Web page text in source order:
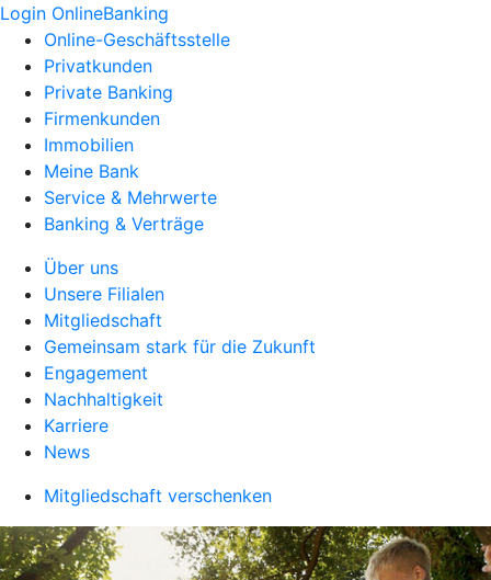
Login OnlineBanking
Online-Geschäftsstelle
Privatkunden
Private Banking
Firmenkunden
Immobilien
Meine Bank
Service & Mehrwerte
Banking & Verträge
Über uns
Unsere Filialen
Mitgliedschaft
Gemeinsam stark für die Zukunft
Engagement
Nachhaltigkeit
Karriere
News
Mitgliedschaft verschenken